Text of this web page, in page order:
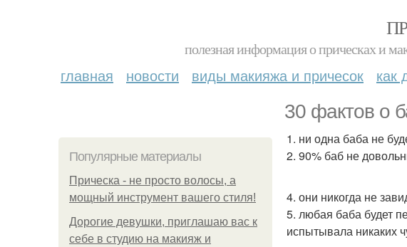
полезная информация о прическах и
главная новости виды макияжа и причесок как
30 фактов о
Популярные материалы
Прическа - не просто волосы, а
мощный инструмент вашего стиля!
Дорогие девушки, приглашаю вас к
себе в студию на макияж и
1. ни одна баба не
2. 90% баб не
4. они никогда не
5. любая баба будет
испытывала никаких